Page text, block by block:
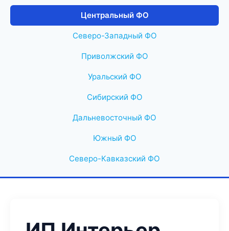
Центральный ФО
Северо-Западный ФО
Приволжский ФО
Уральский ФО
Сибирский ФО
Дальневосточный ФО
Южный ФО
Северо-Кавказский ФО